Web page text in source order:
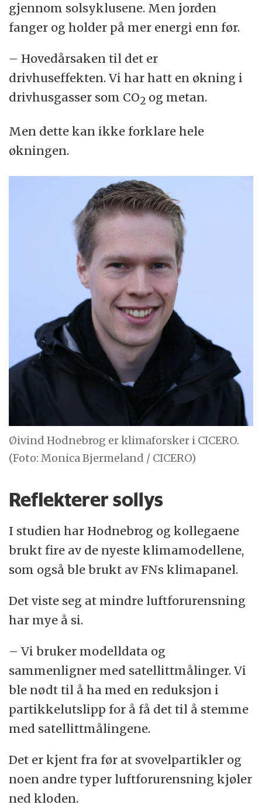
gjennom solsyklusene. Men jorden
fanger og holder på mer energi enn før.
– Hovedårsaken til det er
drivhuseffekten. Vi har hatt en økning i
drivhusgasser som CO2 og metan.
Men dette kan ikke forklare hele
økningen.
Øivind Hodnebrog er klimaforsker i CICERO.
(Foto: Monica Bjermeland / CICERO)
Reflekterer sollys
I studien har Hodnebrog og kollegaene
brukt fire av de nyeste klimamodellene,
som også ble brukt av FNs klimapanel.
Det viste seg at mindre luftforurensning
har mye å si.
– Vi bruker modelldata og
sammenligner med satellittmålinger. Vi
ble nødt til å ha med en reduksjon i
partikkelutslipp for å få det til å stemme
med satellittmålingene.
Det er kjent fra før at svovelpartikler og
noen andre typer luftforurensning kjøler
ned kloden.